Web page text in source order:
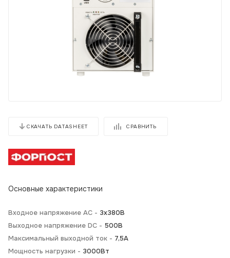
СКАЧАТЬ DATASHEET СРАВНИТЬ
Основные характеристики
Входное напряжение AC - 3х380В
Выходное напряжение DC - 500В
Максимальный выходной ток - 7,5А
Мощность нагрузки - 3000Вт